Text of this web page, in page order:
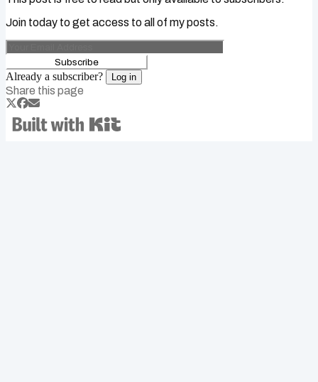
Join today to get access to all of my posts.
Subscribe
Already a subscriber? Log in
Share this page